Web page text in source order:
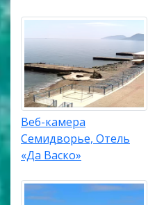
Веб-камера
Семидворье, Отель
«Да Васко»